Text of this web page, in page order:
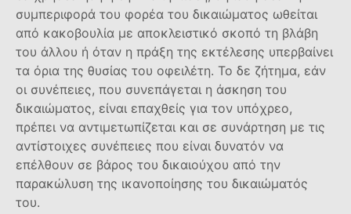
συμπεριφορά του φορέα του δικαιώματος ωθείται
από κακοβουλία με αποκλειστικό σκοπό τη βλάβη
του άλλου ή όταν η πράξη της εκτέλεσης υπερβαίνει
τα όρια της θυσίας του οφειλέτη. Το δε ζήτημα, εάν
οι συνέπειες, που συνεπάγεται η άσκηση του
δικαιώματος, είναι επαχθείς για τον υπόχρεο,
πρέπει να αντιμετωπίζεται και σε συνάρτηση με τις
αντίστοιχες συνέπειες που είναι δυνατόν να
επέλθουν σε βάρος του δικαιούχου από την
παρακώλυση της ικανοποίησης του δικαιώματός
του.